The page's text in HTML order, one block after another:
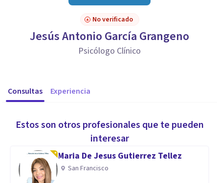
No verificado
Jesús Antonio García Grangeno
Psicólogo Clínico
Consultas Experiencia
Estos son otros profesionales que te pueden
interesar
Maria De Jesus Gutierrez Tellez
San Francisco